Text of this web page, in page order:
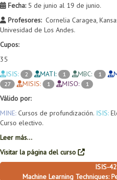
Fecha: 5 de junio al 19 de junio.
Profesores: Cornelia Caragea,
Univesidad de Los Andes.
Cupos:
35
ISIS:
2 MATI: 1 MBC: 1
27 MISIS: 1 MISO: 1
Válido por:
MINE: Cursos de profundización. ISIS:
Curso electivo.
Leer más...
Visitar la página del curso
ISIS-
Machine Learning Techniques: